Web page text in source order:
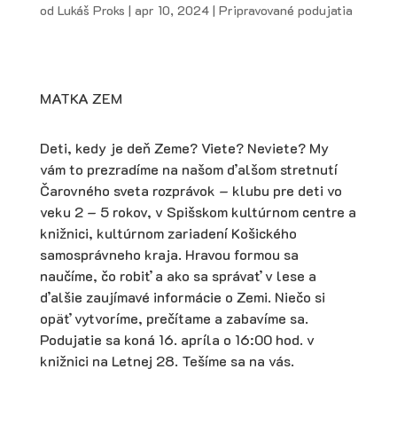
od Lukáš Proks | apr 10, 2024| Pripravované podujatia
MATKA ZEM
Deti, kedy je deň Zeme? Viete? Neviete? My
vám to prezradíme na našom ďalšom stretnutí
Čarovného sveta rozprávok – klubu pre deti vo
veku 2 – 5 rokov, v Spišskom kultúrnom centre a
knižnici, kultúrnom zariadení Košického
samosprávneho kraja. Hravou formou sa
naučíme, čo robiť a ako sa správať v lese a
ďalšie zaujímavé informácie o Zemi. Niečo si
opäť vytvoríme, prečítame a zabavíme sa.
Podujatie sa koná 16. apríla o 16:00 hod. v
knižnici na Letnej 28. Tešíme sa na vás.